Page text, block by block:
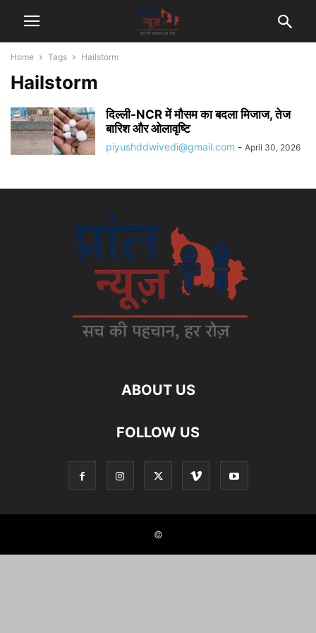
Home Tags Hailstorm
Hailstorm
दिल्ली-NCR में मौसम का बदला मिजाज, तेज
बारिश और ओलावृष्टि
piyushddwivedi@gmail.com - April 30, 2026
ABOUT US
FOLLOW US
©